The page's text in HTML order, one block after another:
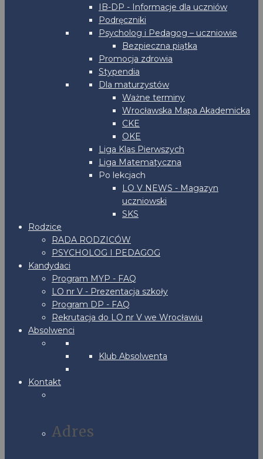
IB-DP - Informacje dla uczniów
Podręczniki
Psycholog i Pedagog – uczniowie
Bezpieczna piątka
Promocja zdrowia
Stypendia
Dla maturzystów
Ważne terminy
Wrocławska Mapa Akademicka
CKE
OKE
Liga Klas Pierwszych
Liga Matematyczna
Po lekcjach
LO V NEWS - Magazyn
uczniowski
SKS
Rodzice
RADA RODZICÓW
PSYCHOLOG I PEDAGOG
Kandydaci
Program MYP - FAQ
LO nr V - Prezentacja szkoły
Program DP - FAQ
Rekrutacja do LO nr V we Wrocławiu
Absolwenci
Klub Absolwenta
Kontakt
Adres